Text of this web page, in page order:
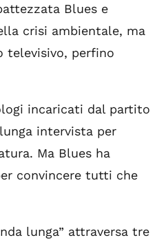
Blues e
crisi ambientale, ma
televisivo, perfino
incaricati dal partito
intervista per
Ma Blues ha
convincere tutti che
lunga” attraversa tre